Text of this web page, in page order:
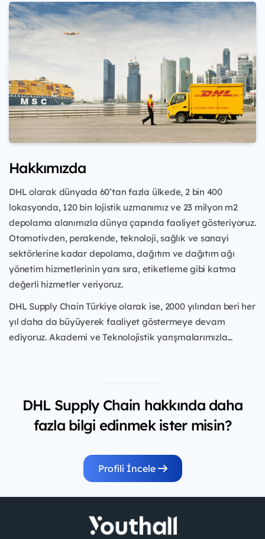
Hakkımızda
DHL olarak dünyada 60’tan fazla ülkede, 2 bin 400
lokasyonda, 120 bin lojistik uzmanımız ve 23 milyon m2
depolama alanımızla dünya çapında faaliyet gösteriyoruz.
Otomotivden, perakende, teknoloji, sağlık ve sanayi
sektörlerine kadar depolama, dağıtım ve dağıtım ağı
yönetim hizmetlerinin yanı sıra, etiketleme gibi katma
değerli hizmetler veriyoruz.
DHL Supply Chain Türkiye olarak ise, 2000 yılından beri her
yıl daha da büyüyerek faaliyet göstermeye devam
ediyoruz. Akademi ve Teknolojistik yarışmalarımızla...
DHL Supply Chain hakkında daha
fazla bilgi edinmek ister misin?
Profili İncele